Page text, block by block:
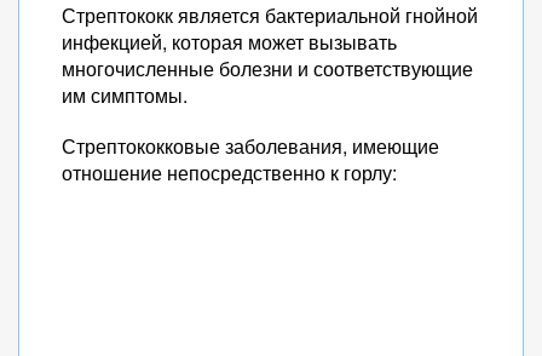
Стрептококк является бактериальной гнойной
инфекцией, которая может вызывать
многочисленные болезни и соответствующие
им симптомы.
Стрептококковые заболевания, имеющие
отношение непосредственно к горлу: